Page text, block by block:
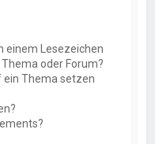
einem Lesezeichen
oder Forum?
ein Thema setzen